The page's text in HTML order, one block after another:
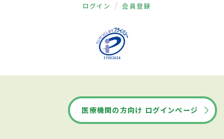
ログイン 会員登録
医療機関の方向け ログインページ